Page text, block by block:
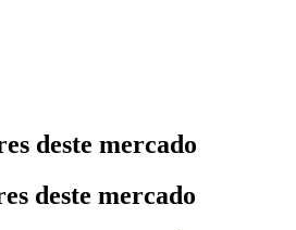
deste mercado
deste mercado